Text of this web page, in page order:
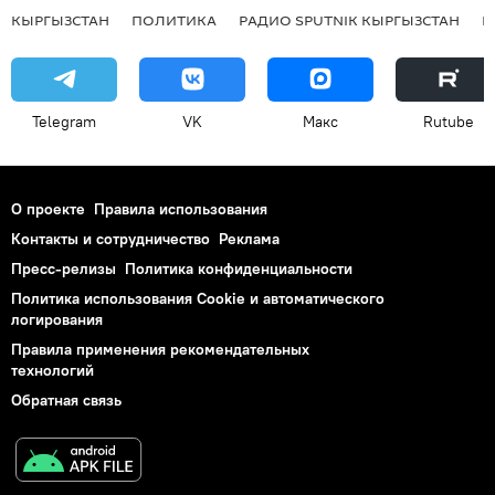
КЫРГЫЗСТАН ПОЛИТИКА РАДИО SPUTNIK КЫРГЫЗСТАН
Telegram VK Макс Rutube
О проекте Правила использования
Контакты и сотрудничество Реклама
Пресс-релизы Политика конфиденциальности
Политика использования Cookie и автоматического
логирования
Правила применения рекомендательных
технологий
Обратная связь